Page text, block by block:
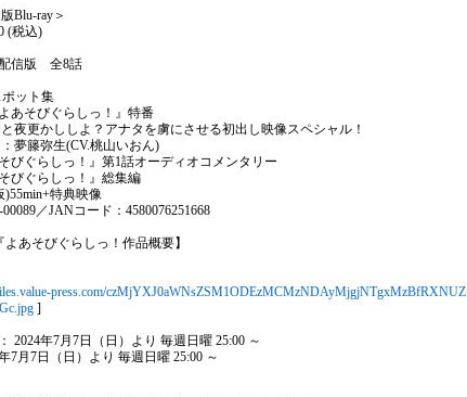
Blu-ray＞
(税込)
信版 全8話
ット集
あそびぐらしっ！』特番
夜更かししよ？アナタを虜にさせる初出し映像スペシャル！
夢籐弥生(CV.桃山いおん)
びぐらしっ！』第1話オーディオコメンタリー
びぐらしっ！』総集編
)55min+特典映像
／JANコード：4580076251668
よあそびぐらしっ！作品概要】
press.com/czMjYXJ0aWNsZSM1ODEzMCMzNDAyMjgjNTgxMzBfRXNUZ
]
2024年7月7日（日）より 毎週日曜 25:00 ～
7月7日（日）より 毎週日曜 25:00 ～